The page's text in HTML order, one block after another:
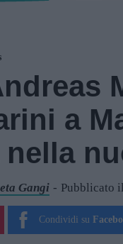
a
nella
Gangi Pubblicato
Condividi su